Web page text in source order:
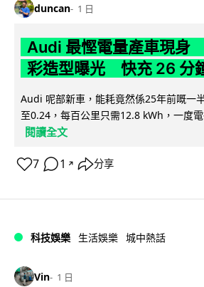
duncan 1 日
Audi 最慳電量產車現
彩造型曝光 快充 26 分
Audi 呢部新車，能耗竟然係25年前嘅一
至0.24，每百公里只需12.8 kWh，一度
閱讀全文
7 1 ↗ 分享
科技娛樂 生活娛樂 城中熱話
Vin 1 日